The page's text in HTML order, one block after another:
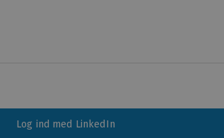
Log ind med LinkedIn